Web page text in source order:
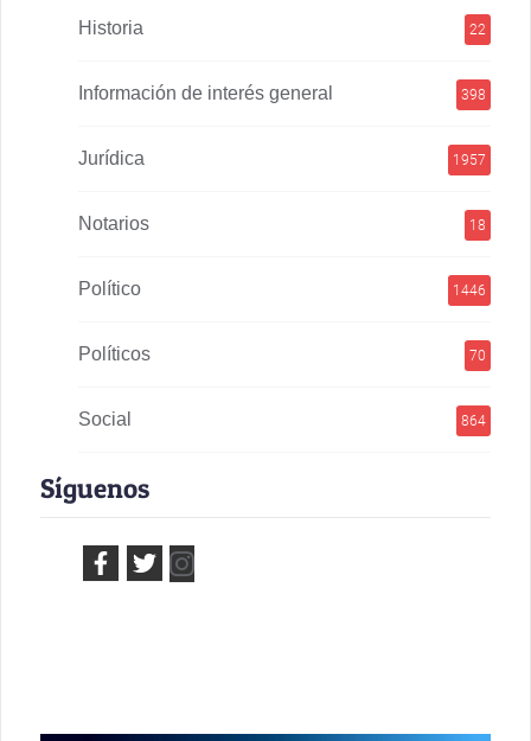
Historia 22
Información de interés general 398
Jurídica 1957
Notarios 18
Político 1446
Políticos 70
Social 864
Síguenos